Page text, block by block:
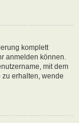
komplett
anmelden können.
mit dem
erhalten, wende